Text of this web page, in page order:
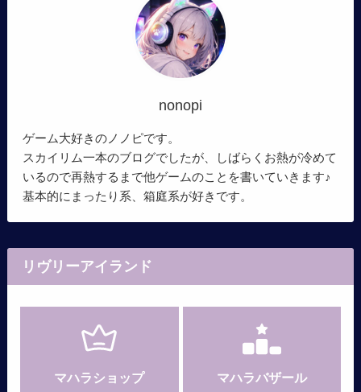
nonopi
ゲーム大好きのノノピです。
スカイリム一本のブログでしたが、しばらくお熱が冷めて
いるので再熱するまで他ゲームのことを書いていきます♪
基本的にまったり系、箱庭系が好きです。
リヴリーアイランド
マハラショップ マハラバザール